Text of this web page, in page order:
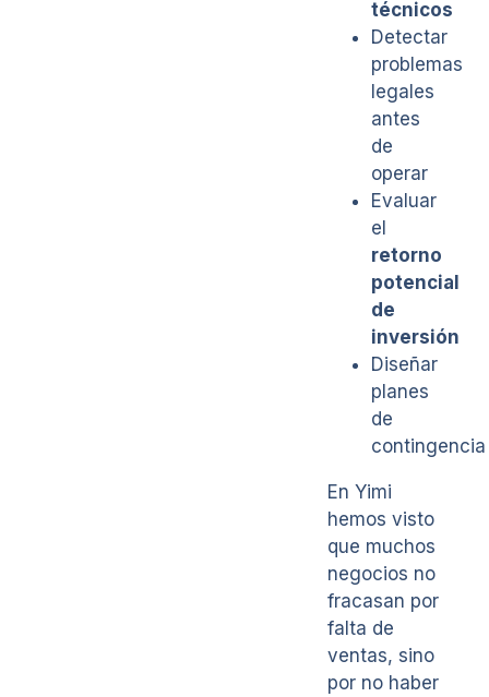
técnicos
Detectar
problemas
legales
antes
de
operar
Evaluar
el
retorno
potencial
de
inversión
Diseñar
planes
de
contingencia
En Yimi
hemos visto
que muchos
negocios no
fracasan por
falta de
ventas, sino
por no haber